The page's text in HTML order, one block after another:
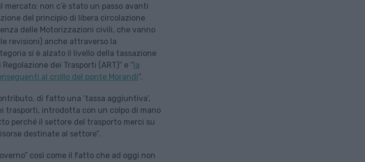
non c’è stato un passo avanti
del principio di libera circolazione
delle Motorizzazioni civili, che vanno
revisioni) anche attraverso la
si è alzato il livello della tassazione
dei Trasporti (ART)” e “la
al crollo del ponte Morandi“.
di fatto una ‘tassa aggiuntiva’,
trasporti, introdotta con un colpo di mano
perché il settore del trasporto merci su
destinate al settore”.
così come il fatto che ad oggi non